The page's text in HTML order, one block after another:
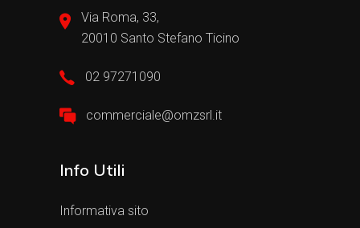
Via Roma, 33,
20010 Santo Stefano Ticino
02 97271090
commerciale@omzsrl.it
Info Utili
Informativa sito